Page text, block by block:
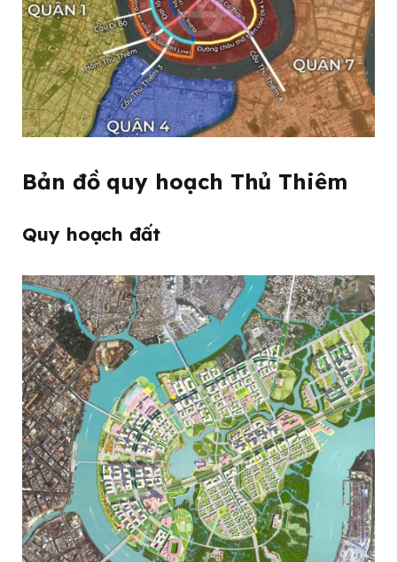
Bản đồ quy hoạch Thủ Thiêm
Quy hoạch đất